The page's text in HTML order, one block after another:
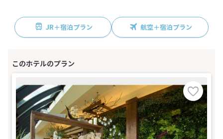
JR＋宿泊プラン 航空＋宿泊プラン